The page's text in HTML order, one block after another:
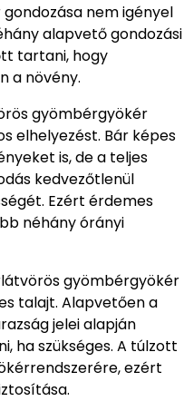
nem igényel
alapvető gondozási
tartani, hogy
a növény.
gyömbérgyökér
elhelyezést. Bár képes
is, de a teljes
kedvezőtlenül
Ezért érdemes
néhány órányi
gyömbérgyökér
talajt. Alapvetően a
jelei alapján
ha szükséges. A túlzott
ezért